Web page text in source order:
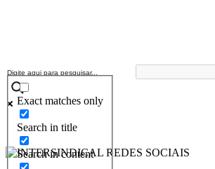
Exact matches only
Search in title
Search in content